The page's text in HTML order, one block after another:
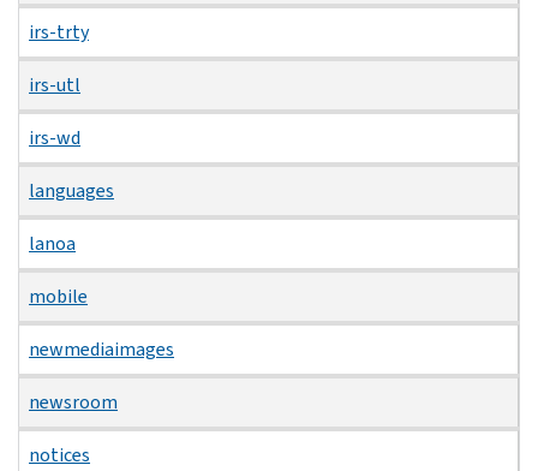
irs-trty
irs-utl
irs-wd
languages
lanoa
mobile
newmediaimages
newsroom
notices